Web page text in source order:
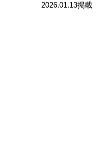
2026.01.13掲載